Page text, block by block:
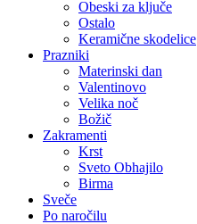
Obeski za ključe
Ostalo
Keramične skodelice
Prazniki
Materinski dan
Valentinovo
Velika noč
Božič
Zakramenti
Krst
Sveto Obhajilo
Birma
Sveče
Po naročilu